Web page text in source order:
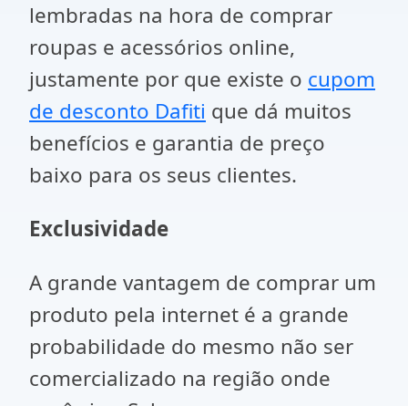
lembradas na hora de comprar
roupas e acessórios online,
justamente por que existe o cupom
de desconto Dafiti que dá muitos
benefícios e garantia de preço
baixo para os seus clientes.
Exclusividade
A grande vantagem de comprar um
produto pela internet é a grande
probabilidade do mesmo não ser
comercializado na região onde